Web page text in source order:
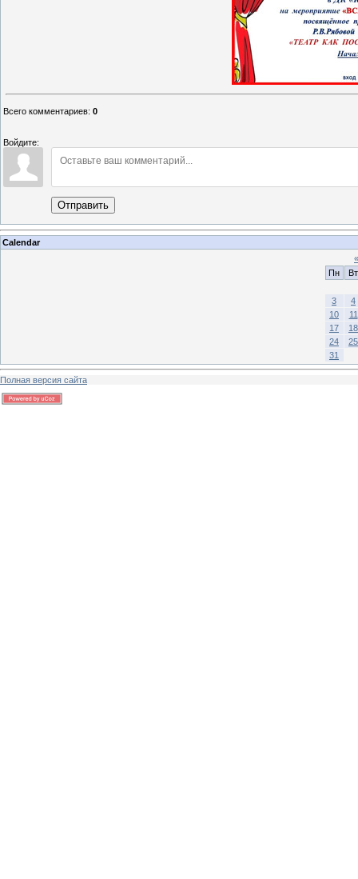
Всего комментариев: 0
Войдите:
Отправить
Calendar
«
Пн
Вт
3
4
10
11
17
18
24
25
31
Полная версия сайта